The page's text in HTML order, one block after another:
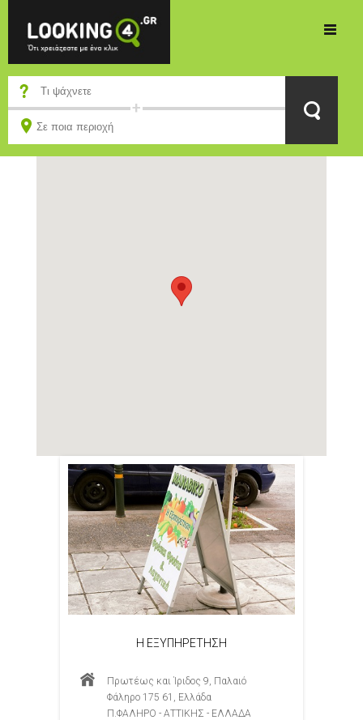
Η ΕΞΥΠΗΡΕΤΗΣΗ
Πρωτέως και Ίριδος 9, Παλαιό
Φάληρο 175 61, Ελλάδα
Π.ΦΑΛΗΡΟ - ΑΤΤΙΚΗΣ - ΕΛΛΑΔΑ